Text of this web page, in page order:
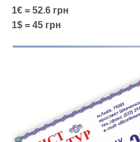
1€ = 52.6 грн
1$ = 45 грн